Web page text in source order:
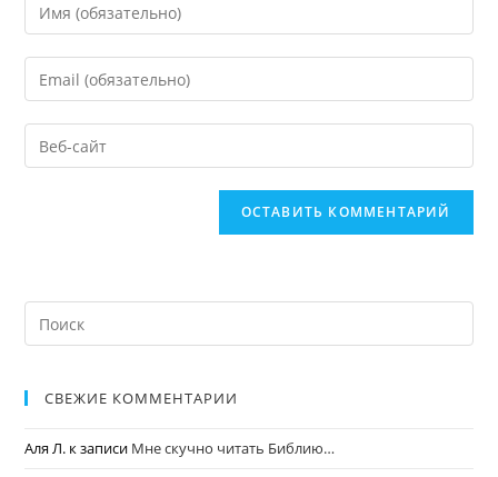
СВЕЖИЕ КОММЕНТАРИИ
Аля Л. к записи Мне скучно читать Библию…